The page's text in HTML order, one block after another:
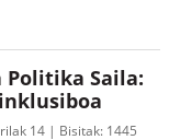
Saila:
14 Bisitak: 1445